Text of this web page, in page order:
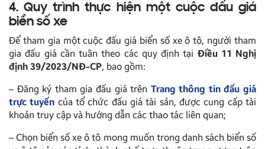
4. Quy trình thực hiện một cuộc đấu giá
biển số xe
Để tham gia một cuộc đấu giá biển số xe ô tô, người tham
gia đấu giá cần tuân theo các quy định tại Điều 11 Nghị
định 39/2023/NĐ-CP, bao gồm:
– Đăng ký tham gia đấu giá trên Trang thông tin đấu giá
trực tuyến của tổ chức đấu giá tài sản, được cung cấp tài
khoản truy cập và hướng dẫn các thao tác liên quan;
– Chọn biển số xe ô tô mong muốn trong danh sách biển số